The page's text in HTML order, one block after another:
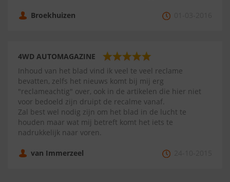
Broekhuizen
4WD AUTOMAGAZINE
Inhoud van het blad vind ik veel te veel reclame
bevatten, zelfs het nieuws komt bij mij erg
"reclameachtig" over, ook in de artikelen die hier niet
voor bedoeld zijn druipt de recalme vanaf.
Zal best wel nodig zijn om het blad in de lucht te
houden maar wat mij betreft komt het iets te
nadrukkelijk naar voren.
van Immerzeel